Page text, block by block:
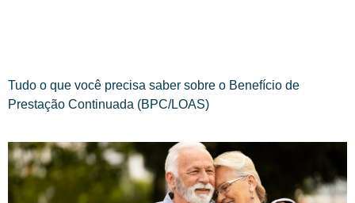
Tudo o que você precisa saber sobre o Benefício de
Prestação Continuada (BPC/LOAS)